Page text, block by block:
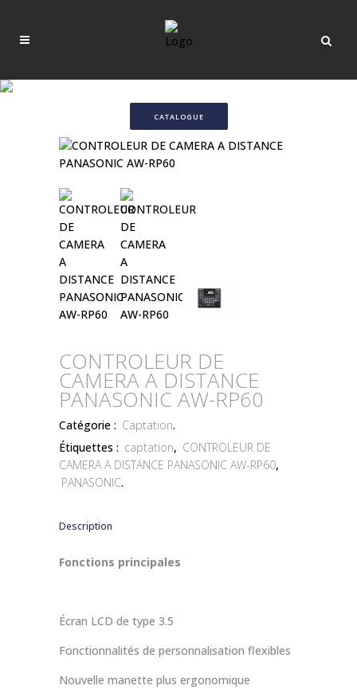
CATALOGUE
CONTROLEUR DE
CAMERA A DISTANCE
PANASONIC AW-RP60
Catégorie : Captation.
Étiquettes : captation, CONTROLEUR DE
CAMERA A DISTANCE PANASONIC AW-RP60,
PANASONIC.
Description
Fonctions principales
Écran LCD de type 3.5
Fonctionnalités de personnalisation flexibles
Nouvelle manette plus ergonomique